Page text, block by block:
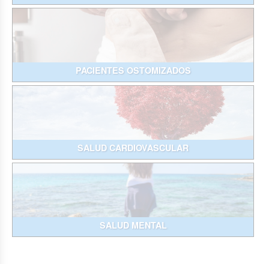
PACIENTES OSTOMIZADOS
SALUD CARDIOVASCULAR
SALUD MENTAL